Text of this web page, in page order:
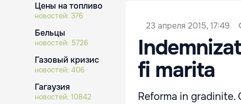
Цены на топливо
новостей: 376
Бельцы
новостей: 5726
Газовый кризис
новостей: 406
Гагаузия
новостей: 10842
23 апреля 2015, 17:49
fi marita
Reforma in gradinite.